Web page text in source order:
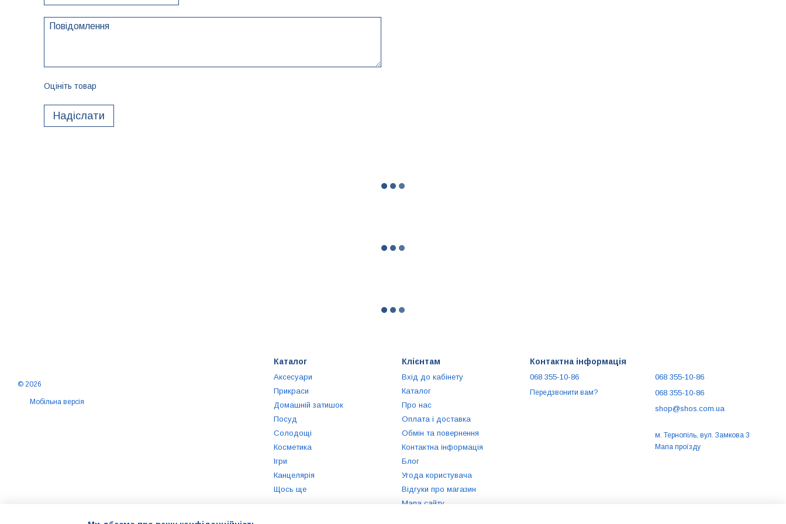
Оцініть товар
Надіслати
© 2026
Мобільна версія
Каталог
Аксесуари
Прикраси
Домашній затишок
Посуд
Солодощі
Косметика
Ігри
Канцелярія
Щось ще
Клієнтам
Вхід до кабінету
Каталог
Про нас
Оплата і доставка
Обмін та повернення
Контактна інформація
Блог
Угода користувача
Відгуки про магазин
Мапа сайту
Контактна інформація
068 355-10-86
Передзвонити вам?
068 355-10-86
068 355-10-86
shop@shos.com.ua
м. Тернопіль, вул. Замкова 3
Мапа проїзду